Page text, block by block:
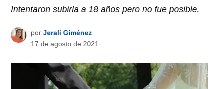
Intentaron subirla a 18 años pero no fue posible.
por Jeralí Giménez
17 de agosto de 2021